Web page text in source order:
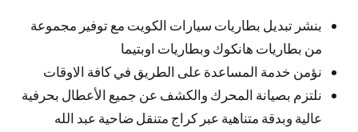
بنشر تبديل بطاريات سيارات الكويت مع توفير مجموعة
من بطاريات هانكوك وبطاريات اوبتيما
نؤمن خدمة المساعدة على الطريق في كافة الاوقات
نلتزم بصيانة المحرك والكشف عن جميع الأعطال بحرفية
عالية وبدقة متناهية عبر كراج متنقل ضاحية عبد الله